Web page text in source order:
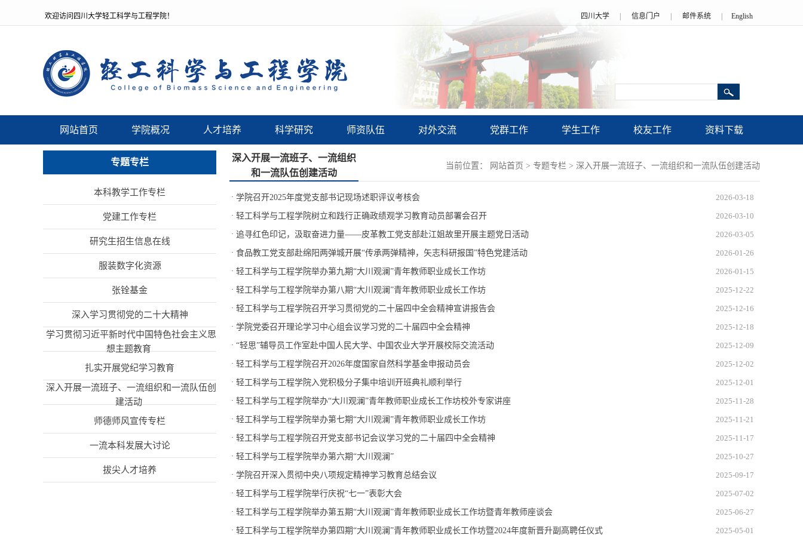
欢迎访问四川大学轻工科学与工程学院！ 四川大学 信息门户 邮件系统 English
网站首页 学院概况 人才培养 科学研究 师资队伍 对外交流 党群工作 学生工作 校友工作 资料下载
专题专栏
本科教学工作专栏
党建工作专栏
研究生招生信息在线
服装数字化资源
张铨基金
深入学习贯彻党的二十大精神
学习贯彻习近平新时代中国特色社会主义思
想主题教育
扎实开展党纪学习教育
深入开展一流班子、一流组织和一流队伍创
建活动
师德师风宣传专栏
一流本科发展大讨论
拔尖人才培养
深入开展一流班子、一流组织
和一流队伍创建活动
当前位置： 网站首页 > 专题专栏 > 深入开展一流班子、一流组织和一流队伍创建活动
· 学院召开2025年度党支部书记现场述职评议考核会 2026-03-18
· 轻工科学与工程学院树立和践行正确政绩观学习教育动员部署会召开 2026-03-10
· 追寻红色印记，汲取奋进力量——皮革教工党支部赴江姐故里开展主题党日活动 2026-03-05
· 食品教工党支部赴绵阳两弹城开展“传承两弹精神，矢志科研报国”特色党建活动 2026-01-26
· 轻工科学与工程学院举办第九期“大川观澜”青年教师职业成长工作坊 2026-01-15
· 轻工科学与工程学院举办第八期“大川观澜”青年教师职业成长工作坊 2025-12-22
· 轻工科学与工程学院召开学习贯彻党的二十届四中全会精神宣讲报告会 2025-12-16
· 学院党委召开理论学习中心组会议学习党的二十届四中全会精神 2025-12-18
· “轻思”辅导员工作室赴中国人民大学、中国农业大学开展校际交流活动 2025-12-09
· 轻工科学与工程学院召开2026年度国家自然科学基金申报动员会 2025-12-02
· 轻工科学与工程学院入党积极分子集中培训开班典礼顺利举行 2025-12-01
· 轻工科学与工程学院举办“大川观澜”青年教师职业成长工作坊校外专家讲座 2025-11-28
· 轻工科学与工程学院举办第七期“大川观澜”青年教师职业成长工作坊 2025-11-21
· 轻工科学与工程学院召开党支部书记会议学习党的二十届四中全会精神 2025-11-17
· 轻工科学与工程学院举办第六期“大川观澜” 2025-10-27
· 学院召开深入贯彻中央八项规定精神学习教育总结会议 2025-09-17
· 轻工科学与工程学院举行庆祝“七一”表彰大会 2025-07-02
· 轻工科学与工程学院举办第五期“大川观澜”青年教师职业成长工作坊暨青年教师座谈会 2025-06-27
· 轻工科学与工程学院举办第四期“大川观澜”青年教师职业成长工作坊暨2024年度新晋升副高聘任仪式 2025-05-01